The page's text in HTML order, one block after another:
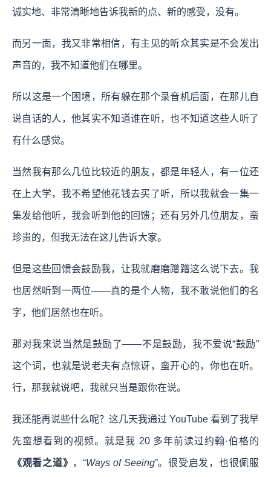
诚实地、非常清晰地告诉我新的点、新的感受，没有。
而另一面，我又非常相信，有主见的听众其实是不会发出
声音的，我不知道他们在哪里。
所以这是一个困境，所有躲在那个录音机后面，在那儿自
说自话的人，他其实不知道谁在听，也不知道这些人听了
有什么感觉。
当然我有那么几位比较近的朋友，都是年轻人，有一位还
在上大学，我不希望他花钱去买了听，所以我就会一集一
集发给他听，我会听到他的回馈；还有另外几位朋友，蛮
珍贵的，但我无法在这儿告诉大家。
但是这些回馈会鼓励我，让我就磨磨蹭蹭这么说下去。我
也居然听到一两位——真的是个人物，我不敢说他们的名
字，他们居然也在听。
那对我来说当然是鼓励了——不是鼓励，我不爱说“鼓励”
这个词，也就是说老夫有点惊讶，蛮开心的，你也在听。
行，那我就说吧，我就只当是跟你在说。
我还能再说些什么呢？这几天我通过 YouTube 看到了我早
先蛮想看到的视频。就是我 20 多年前读过约翰·伯格的
《观看之道》 ，“Ways of Seeing”。很受启发，也很佩服